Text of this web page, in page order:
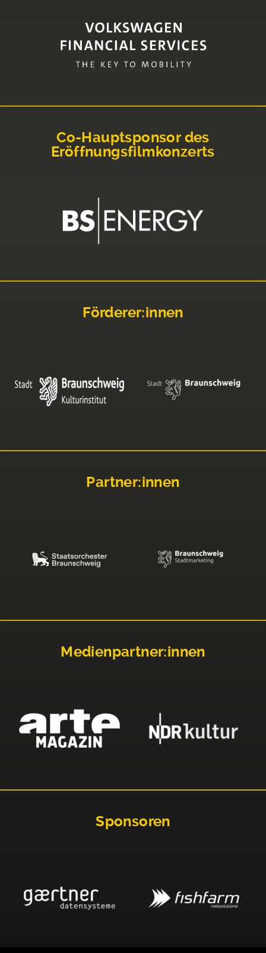
Co-Hauptsponsor des
Eröffnungsfilmkonzerts
Förderer:innen
Partner:innen
Medienpartner:innen
Sponsoren